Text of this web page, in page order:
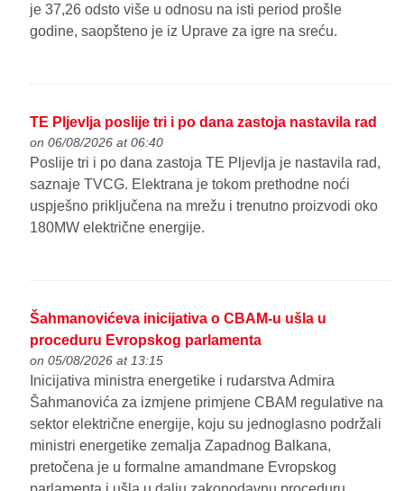
je 37,26 odsto više u odnosu na isti period prošle
godine, saopšteno je iz Uprave za igre na sreću.
TE Pljevlja poslije tri i po dana zastoja nastavila rad
on 06/08/2026 at 06:40
Poslije tri i po dana zastoja TE Pljevlja je nastavila rad,
saznaje TVCG. Elektrana je tokom prethodne noći
uspješno priključena na mrežu i trenutno proizvodi oko
180MW električne energije.
Šahmanovićeva inicijativa o CBAM-u ušla u
proceduru Evropskog parlamenta
on 05/08/2026 at 13:15
Inicijativa ministra energetike i rudarstva Admira
Šahmanovića za izmjene primjene CBAM regulative na
sektor električne energije, koju su jednoglasno podržali
ministri energetike zemalja Zapadnog Balkana,
pretočena je u formalne amandmane Evropskog